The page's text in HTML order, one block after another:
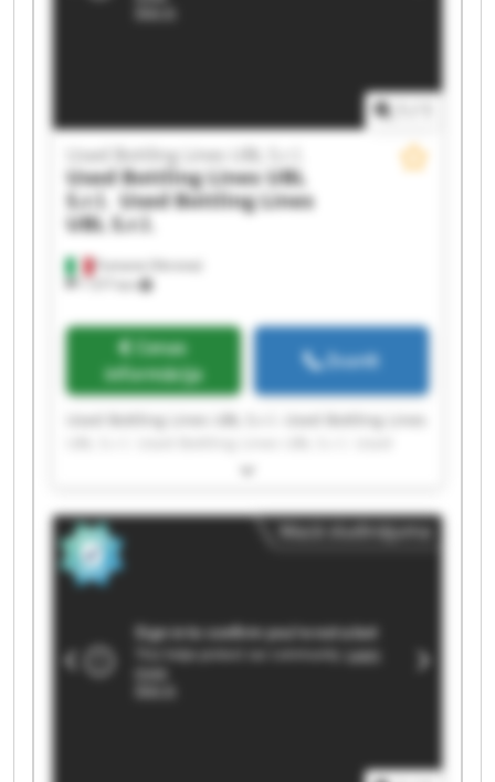
Fumane (Verona)
1 577 km
Used Bottling Lines UBL S.r.l.
Used Bottling Lines UBL
S.r.l.
Used Bottling Lines
UBL S.r.l.
Cenas
informācija
Zvanīt
Used Bottling Lines UBL S.r.l. Used Bottling Lines
Bottling Lines UBL S.r.l. Used Bottling Lines UBL
Lines UBL S.r.l. Used Bottling Lines UBL S.r.l.
Used Bottling Lines UBL S.r.l. Used Bottling Lines
UBL S.r.l. Used Bottling Lines UBL S.r.l. Used
Bottling Lines UBL S.r.l. Used Bottling Lines UBL
Lines UBL S.r.l. Used Bottling Lines UBL S.r.l.
Used Bottling Lines UBL S.r.l. Used Bottling Lines
UBL S.r.l. Used Bottling Lines UBL S.r.l. Used
Bottling Lines UBL S.r.l.
Mazā sludinājuma